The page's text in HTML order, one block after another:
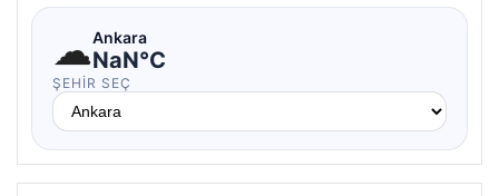
☁Ankara
NaN°C
ŞEHIR SEÇ